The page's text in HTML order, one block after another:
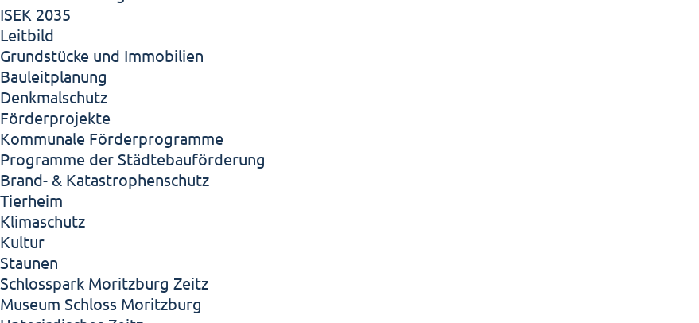
ISEK 2035
Leitbild
Grundstücke und Immobilien
Bauleitplanung
Denkmalschutz
Förderprojekte
Kommunale Förderprogramme
Programme der Städtebauförderung
Brand- & Katastrophenschutz
Tierheim
Klimaschutz
Kultur
Staunen
Schlosspark Moritzburg Zeitz
Museum Schloss Moritzburg